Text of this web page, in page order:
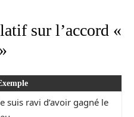
sur l’accord «
suis ravi d’avoir gagné le